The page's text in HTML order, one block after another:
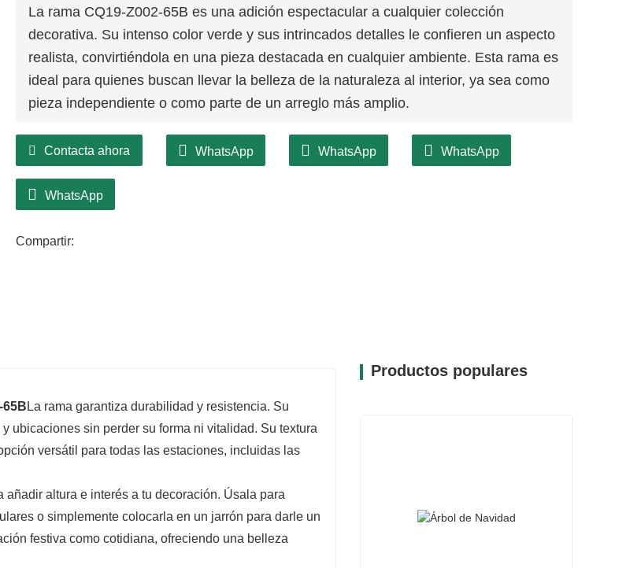
La rama CQ19-Z002-65B es una adición espectacular a cualquier colección
decorativa. Su intenso color verde y sus intrincados detalles le confieren un aspecto
realista, convirtiéndola en una pieza destacada en cualquier ambiente. Esta rama es
ideal para quienes buscan llevar la belleza de la naturaleza al interior, ya sea como
pieza independiente o como parte de un arreglo más amplio.
Contacta ahora WhatsApp WhatsApp WhatsApp
WhatsApp
Compartir:
65BLa rama garantiza durabilidad y resistencia. Su
ubicaciones sin perder su forma ni vitalidad. Su textura
versátil para todas las estaciones, incluidas las
altura e interés a tu decoración. Úsala para
o simplemente colocarla en un jarrón para darle un
festiva como cotidiana, ofreciendo una belleza
Productos populares